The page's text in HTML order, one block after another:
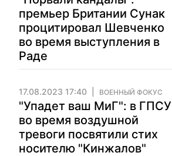
премьер Британии Сунак
процитировал Шевченко
во время выступления в
Раде
17.08.2023 17:40 ВОЕННЫЙ ФОКУС
"Упадет ваш МиГ": в ГПСУ
во время воздушной
тревоги посвятили стих
носителю "Кинжалов"